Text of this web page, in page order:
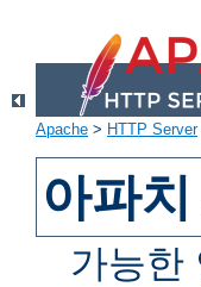
Apache > HTTP Server
아파
가능한